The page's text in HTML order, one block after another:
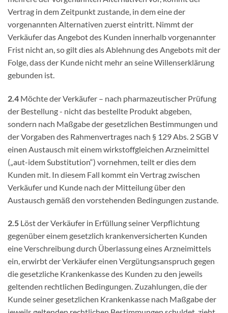
Vertrag in dem Zeitpunkt zustande, in dem eine der
vorgenannten Alternativen zuerst eintritt. Nimmt der
Verkäufer das Angebot des Kunden innerhalb vorgenannter
Frist nicht an, so gilt dies als Ablehnung des Angebots mit der
Folge, dass der Kunde nicht mehr an seine Willenserklärung
gebunden ist.
2.4 Möchte der Verkäufer – nach pharmazeutischer Prüfung
der Bestellung - nicht das bestellte Produkt abgeben,
sondern nach Maßgabe der gesetzlichen Bestimmungen und
der Vorgaben des Rahmenvertrages nach § 129 Abs. 2 SGB V
einen Austausch mit einem wirkstoffgleichen Arzneimittel
(„aut-idem Substitution“) vornehmen, teilt er dies dem
Kunden mit. In diesem Fall kommt ein Vertrag zwischen
Verkäufer und Kunde nach der Mitteilung über den
Austausch gemäß den vorstehenden Bedingungen zustande.
2.5 Löst der Verkäufer in Erfüllung seiner Verpflichtung
gegenüber einem gesetzlich krankenversicherten Kunden
eine Verschreibung durch Überlassung eines Arzneimittels
ein, erwirbt der Verkäufer einen Vergütungsanspruch gegen
die gesetzliche Krankenkasse des Kunden zu den jeweils
geltenden rechtlichen Bedingungen. Zuzahlungen, die der
Kunde seiner gesetzlichen Krankenkasse nach Maßgabe der